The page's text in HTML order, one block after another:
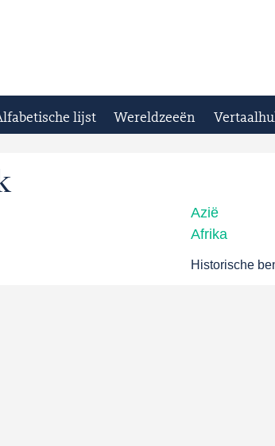
lijst Wereldzeeën
Azië
Afrika
Historische